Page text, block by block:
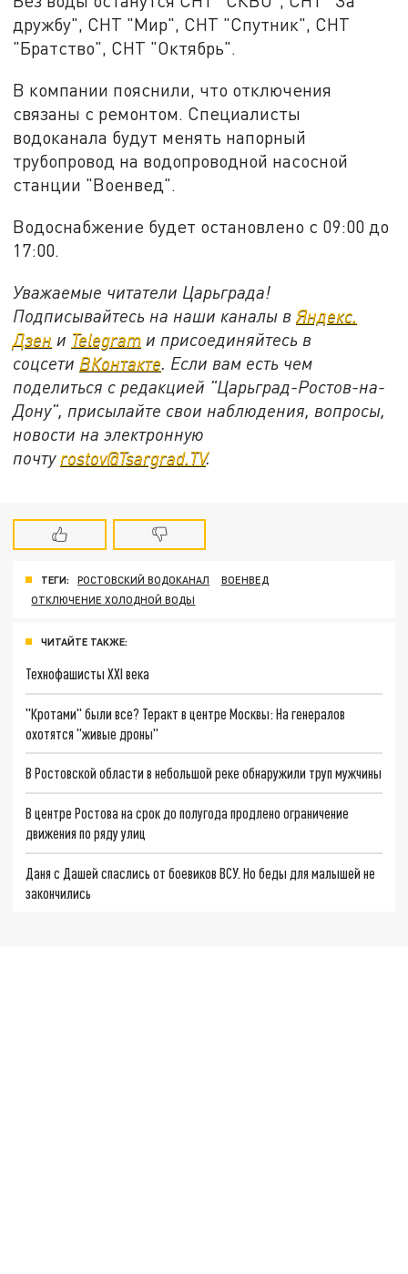
дружбу", СНТ "Мир", СНТ "Спутник", СНТ
"Братство", СНТ "Октябрь".
В компании пояснили, что отключения
связаны с ремонтом. Специалисты
водоканала будут менять напорный
трубопровод на водопроводной насосной
станции "Военвед".
Водоснабжение будет остановлено с 09:00 до
17:00.
Уважаемые читатели Царьграда!
Подписывайтесь на наши каналы в Яндекс.
Дзен и Telegram и присоединяйтесь в
соцсети ВКонтакте . Если вам есть чем
поделиться с редакцией "Царьград-Ростов-на-
Дону", присылайте свои наблюдения, вопросы,
новости на электронную
почту rostov@Tsargrad.ТV.
ТЕГИ: РОСТОВСКИЙ ВОДОКАНАЛ
ВОЕНВЕД
ОТКЛЮЧЕНИЕ ХОЛОДНОЙ ВОДЫ
ЧИТАЙТЕ ТАКЖЕ:
Технофашисты XXI века
"Кротами" были все? Теракт в центре Москвы: На генералов
охотятся "живые дроны"
В Ростовской области в небольшой реке обнаружили труп мужчины
В центре Ростова на срок до полугода продлено ограничение
движения по ряду улиц
Даня с Дашей спаслись от боевиков ВСУ. Но беды для малышей не
закончились